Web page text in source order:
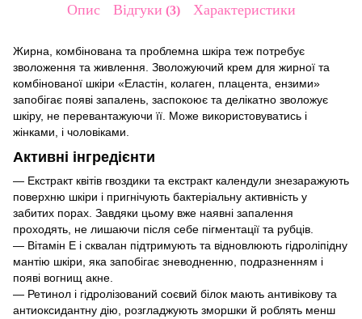
Опис Відгуки 3 Характеристики
Жирна, комбінована та проблемна шкіра теж потребує
зволоження та живлення. Зволожуючий крем для жирної та
комбінованої шкіри «Еластін, колаген, плацента, ензими»
запобігає появі запалень, заспокоює та делікатно зволожує
шкіру, не перевантажуючи її. Може використовуватись і
жінками, і чоловіками.
Активні інгредієнти
— Екстракт квітів гвоздики та екстракт календули знезаражують
поверхню шкіри і пригнічують бактеріальну активність у
забитих порах. Завдяки цьому вже наявні запалення
проходять, не лишаючи після себе пігментації та рубців.
— Вітамін E і сквалан підтримують та відновлюють гідроліпідну
мантію шкіри, яка запобігає зневодненню, подразненням і
появі вогнищ акне.
— Ретинол і гідролізований соєвий білок мають антивікову та
антиоксидантну дію, розгладжують зморшки й роблять менш